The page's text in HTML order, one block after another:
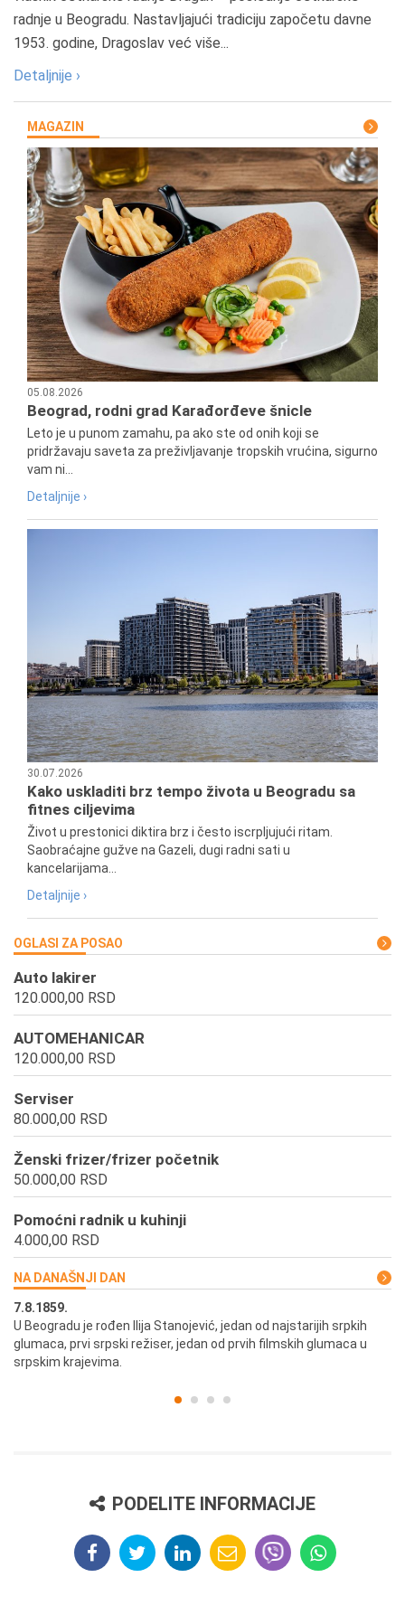
radnje u Beogradu. Nastavljajući tradiciju započetu davne
1953. godine, Dragoslav već više...
Detaljnije ›
MAGAZIN
05.08.2026
Beograd, rodni grad Karađorđeve šnicle
Leto je u punom zamahu, pa ako ste od onih koji se
pridržavaju saveta za preživljavanje tropskih vrućina, sigurno
vam ni...
Detaljnije ›
30.07.2026
Kako uskladiti brz tempo života u Beogradu sa
fitnes ciljevima
Život u prestonici diktira brz i često iscrpljujući ritam.
Saobraćajne gužve na Gazeli, dugi radni sati u
kancelarijama...
Detaljnije ›
OGLASI ZA POSAO
Auto lakirer
120.000,00 RSD
AUTOMEHANICAR
120.000,00 RSD
Serviser
80.000,00 RSD
Ženski frizer/frizer početnik
50.000,00 RSD
Pomoćni radnik u kuhinji
4.000,00 RSD
NA DANAŠNJI DAN
7.8.1859.
U Beogradu je rođen Ilija Stanojević, jedan od najstarijih srpkih
glumaca, prvi srpski režiser, jedan od prvih filmskih glumaca u
srpskim krajevima.
PODELITE INFORMACIJE